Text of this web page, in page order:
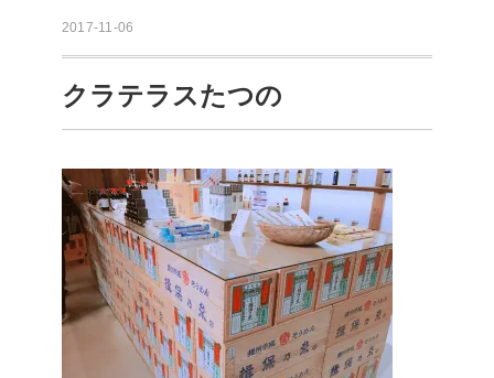
2017-11-06
クラテラスたつの